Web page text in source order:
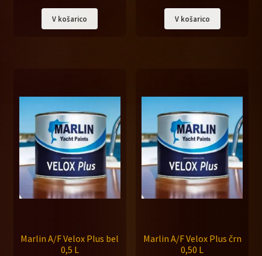
V košarico V košarico
Marlin A/F Velox Plus bel
0,5 L
Marlin A/F Velox Plus črn
0,50 L